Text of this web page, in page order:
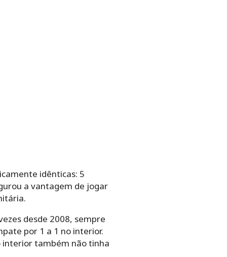
idênticas: 5
a vantagem de jogar
desde 2008, sempre
por 1 a 1 no interior.
interior também não tinha